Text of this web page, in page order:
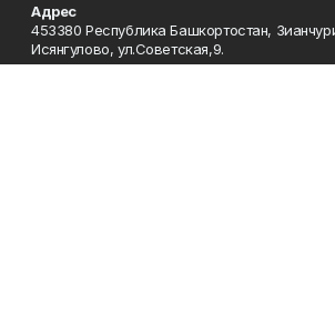
Адрес
453380 Республика Башкортостан,
Исянгулово, ул.Советская,9.